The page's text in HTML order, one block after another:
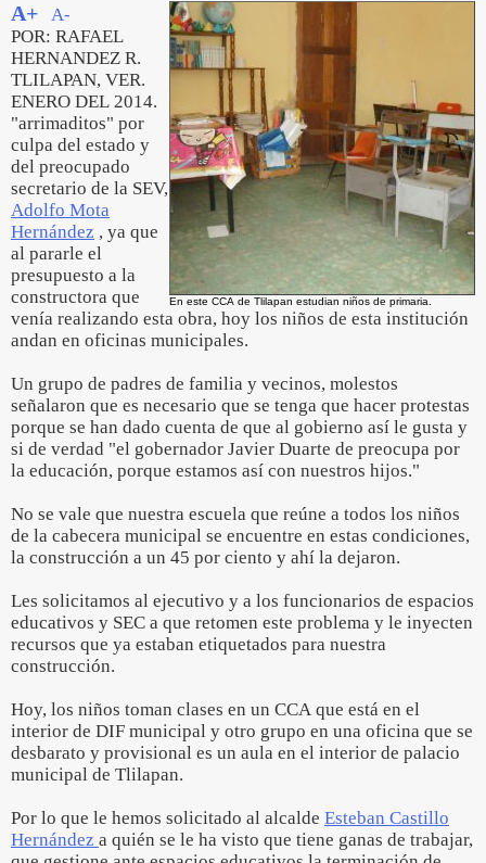
En este CCA de Tlilapan estudian niños de primaria.
A+
A-
POR: RAFAEL
HERNANDEZ R.
TLILAPAN, VER.
ENERO DEL 2014.
"arrimaditos" por
culpa del estado y
del preocupado
secretario de la SEV,
Adolfo Mota
Hernández , ya que
al pararle el
presupuesto a la
constructora que
venía realizando esta obra, hoy los niños de esta institución
andan en oficinas municipales.
Un grupo de padres de familia y vecinos, molestos
señalaron que es necesario que se tenga que hacer protestas
porque se han dado cuenta de que al gobierno así le gusta y
si de verdad "el gobernador Javier Duarte de preocupa por
la educación, porque estamos así con nuestros hijos."
No se vale que nuestra escuela que reúne a todos los niños
de la cabecera municipal se encuentre en estas condiciones,
la construcción a un 45 por ciento y ahí la dejaron.
Les solicitamos al ejecutivo y a los funcionarios de espacios
educativos y SEC a que retomen este problema y le inyecten
recursos que ya estaban etiquetados para nuestra
construcción.
Hoy, los niños toman clases en un CCA que está en el
interior de DIF municipal y otro grupo en una oficina que se
desbarato y provisional es un aula en el interior de palacio
municipal de Tlilapan.
Por lo que le hemos solicitado al alcalde Esteban Castillo
Hernández a quién se le ha visto que tiene ganas de trabajar,